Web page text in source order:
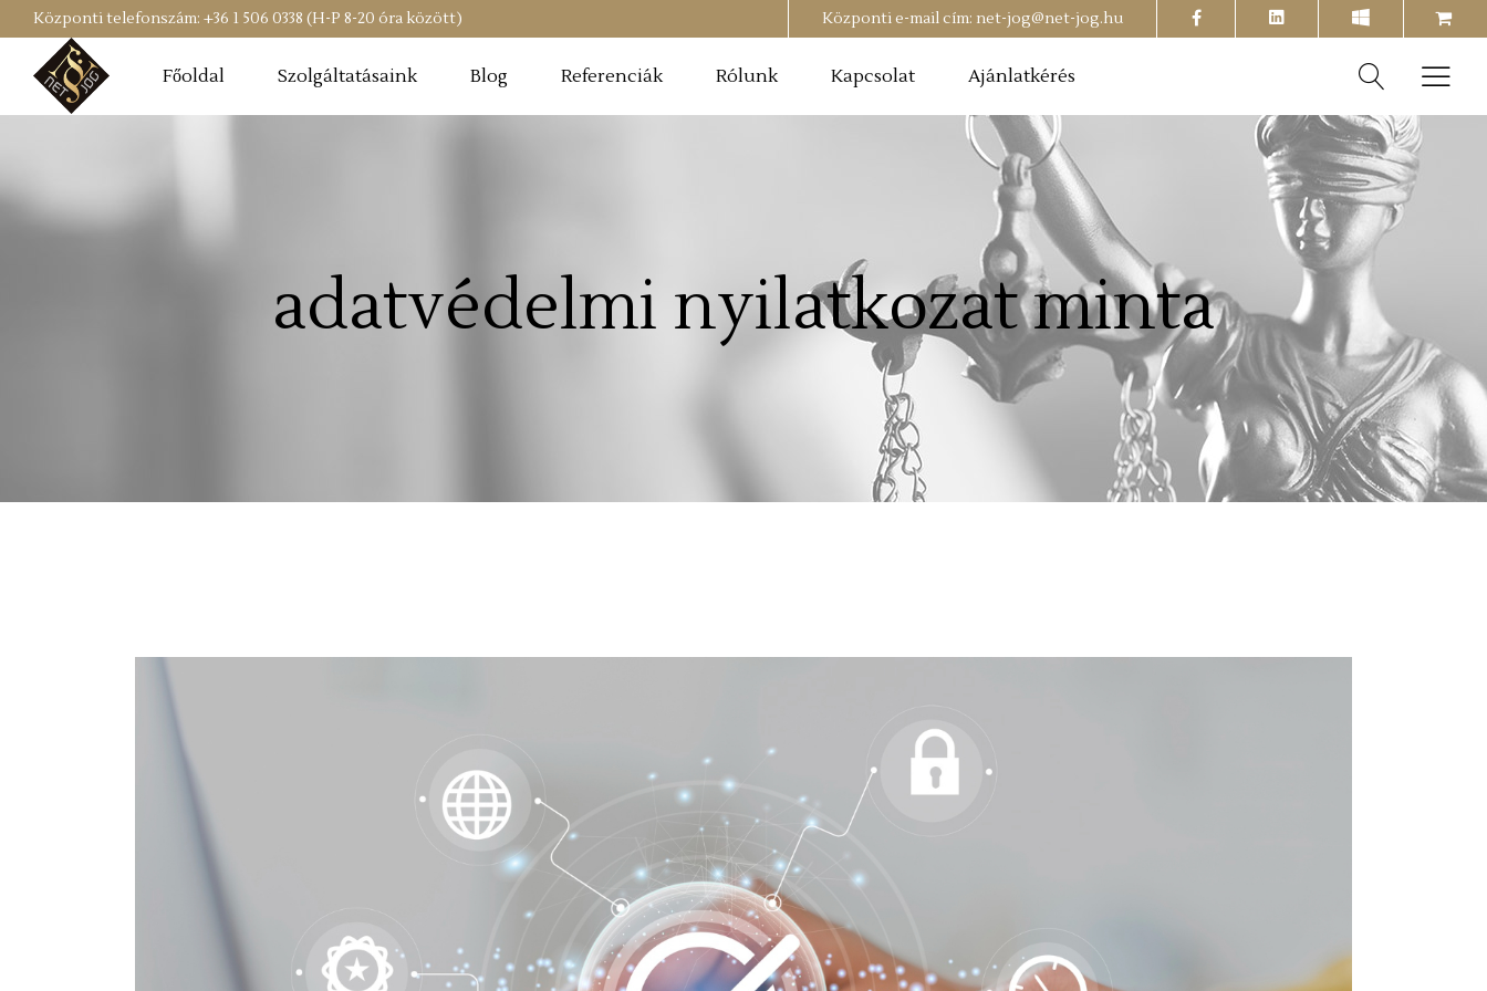
Központi telefonszám: +36 1 506 0338 (H-P 8-20 óra között) Központi e-mail cím: net-jog@net-jog.hu facebook
shopping-
cart
Főoldal Szolgáltatásaink Blog Referenciák Rólunk Kapcsolat Ajánlatkérés
adatvédelmi nyilatkozat minta